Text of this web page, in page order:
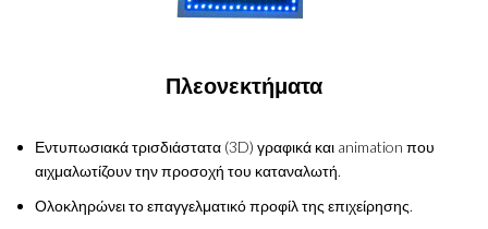
Πλεονεκτήματα
Εντυπωσιακά τρισδιάστατα (3D) γραφικά και animation που
αιχμαλωτίζουν την προσοχή του καταναλωτή.
Ολοκληρώνει το επαγγελματικό προφίλ της επιχείρησης.